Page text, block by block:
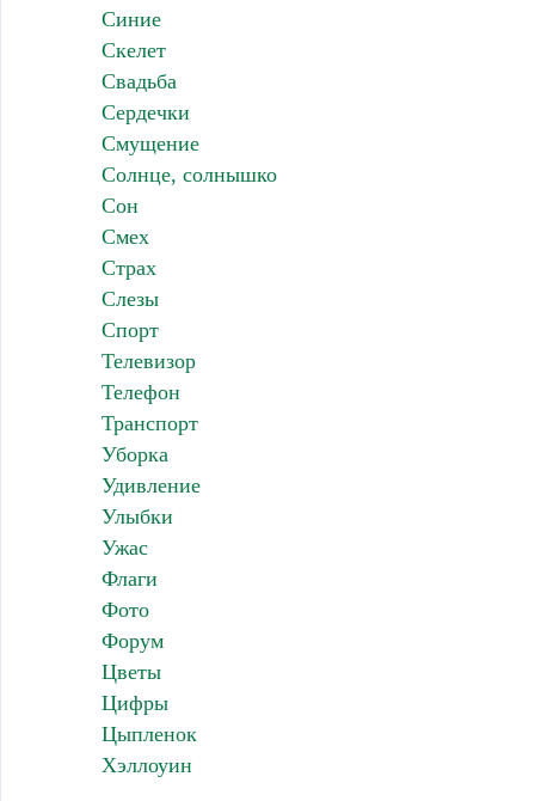
Синие
Скелет
Свадьба
Сердечки
Смущение
Солнце, солнышко
Сон
Смех
Страх
Слезы
Спорт
Телевизор
Телефон
Транспорт
Уборка
Удивление
Улыбки
Ужас
Флаги
Фото
Форум
Цветы
Цифры
Цыпленок
Хэллоуин